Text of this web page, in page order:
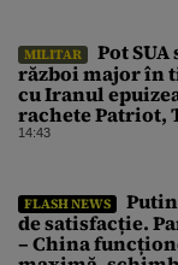
unică
MILITAR
Pot
război major în
cu Iranul
rachete Patriot,
Tomahawk?
14:43
FLASH NEWS
de satisfacție.
– China